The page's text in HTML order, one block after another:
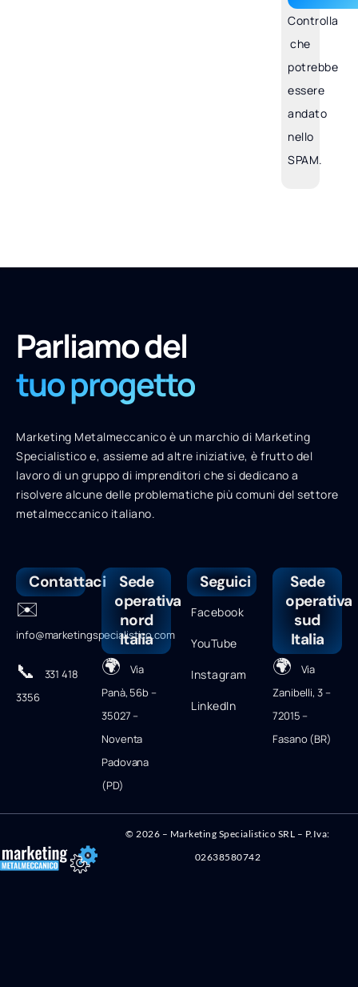
Controlla
che
potrebbe
essere
andato
nello
SPAM.
Parliamo del
tuo progetto
Marketing Metalmeccanico è un marchio di Marketing
Specialistico e, assieme ad altre iniziative, è frutto del
lavoro di un gruppo di imprenditori che si dedicano a
risolvere alcune delle problematiche più comuni del settore
metalmeccanico italiano.
Contattaci
✉️
info@marketingspecialistico.com
📞
331 418
3356
Sede
operativa
nord
Italia
🌍 Via
Panà, 56b –
35027 –
Noventa
Padovana
(PD)
Seguici
Facebook
YouTube
Instagram
LinkedIn
Sede
operativa
sud
Italia
🌍 Via
Zanibelli, 3 –
72015 –
Fasano (BR)
© 2026 – Marketing Specialistico SRL – P.Iva:
02638580742